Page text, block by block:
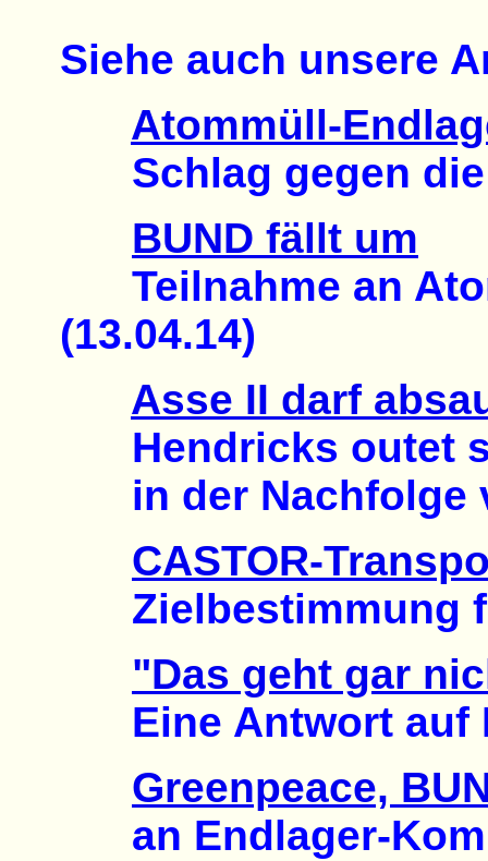
Siehe auch unsere
Atommüll-
Schlag gegen die
BUND fällt um
Teilnahme an
(13.04.14)
Asse II darf
Hendricks outet
in der Nachfolge
CASTOR-
Zielbestimmung
"Das geht gar
Eine Antwort auf
Greenpeace,
an Endlager-